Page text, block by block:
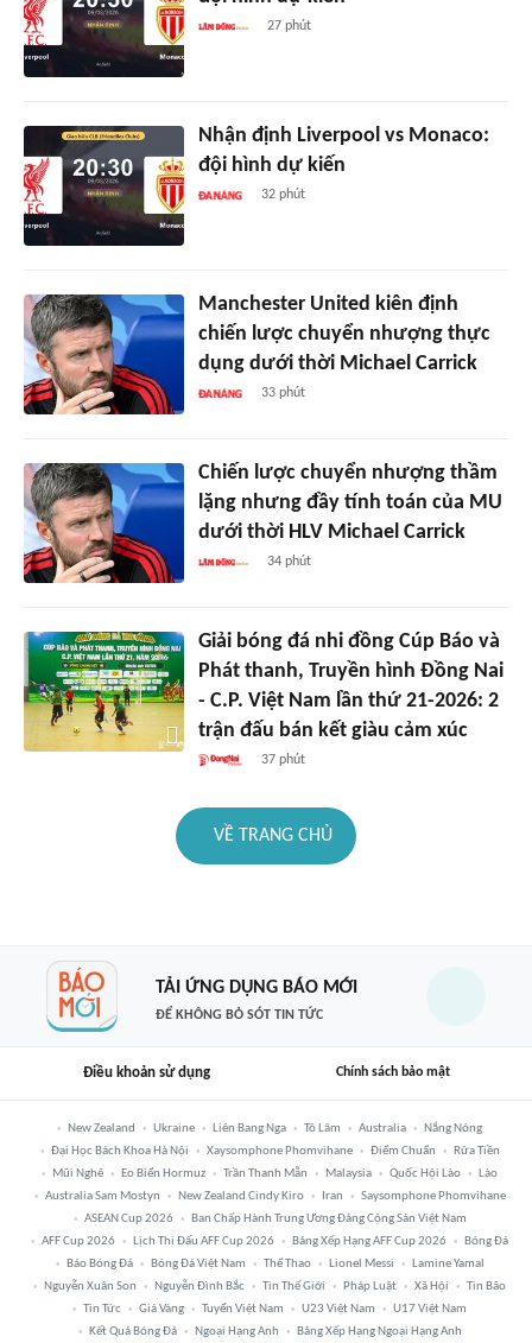
27 phút
Nhận định Liverpool vs Monaco:
đội hình dự kiến
32 phút
Manchester United kiên định
chiến lược chuyển nhượng thực
dụng dưới thời Michael Carrick
33 phút
Chiến lược chuyển nhượng thầm
lặng nhưng đầy tính toán của MU
dưới thời HLV Michael Carrick
34 phút
Giải bóng đá nhi đồng Cúp Báo và
Phát thanh, Truyền hình Đồng Nai
- C.P. Việt Nam lần thứ 21-2026: 2
trận đấu bán kết giàu cảm xúc
37 phút
VỀ TRANG CHỦ
TẢI ỨNG DỤNG BÁO MỚI
ĐỂ KHÔNG BỎ SÓT TIN TỨC
Điều khoản sử dụng Chính sách bảo mật
New Zealand Ukraine Liên Bang Nga Tô Lâm Australia
Nắng Nóng
Đại Học Bách Khoa Hà Nội
Xaysomphone Phomvihane Điểm Chuẩn
Rửa Tiền
Mũi Nghê
Eo Biển Hormuz Trần Thanh Mẫn Malaysia Quốc Hội Lào
Lào
Australia Sam Mostyn
New Zealand Cindy Kiro Iran
Saysomphone Phomvihane
ASEAN Cup 2026
Ban Chấp Hành Trung Ương Đảng Cộng Sản Việt Nam
AFF Cup 2026
Lịch Thi Đấu AFF Cup 2026 Bảng Xếp Hạng AFF Cup 2026
Bóng Đá
Báo Bóng Đá
Bóng Đá Việt Nam Thể Thao Lionel Messi
Lamine Yamal
Nguyễn Xuân Son
Nguyễn Đình Bắc Tin Thế Giới Pháp Luật Xã Hội
Tin Bão
Tin Tức
Giá Vàng Tuyển Việt Nam U23 Việt Nam
U17 Việt Nam
Kết Quả Bóng Đá
Ngoại Hạng Anh Bảng Xếp Hạng Ngoại Hạng Anh